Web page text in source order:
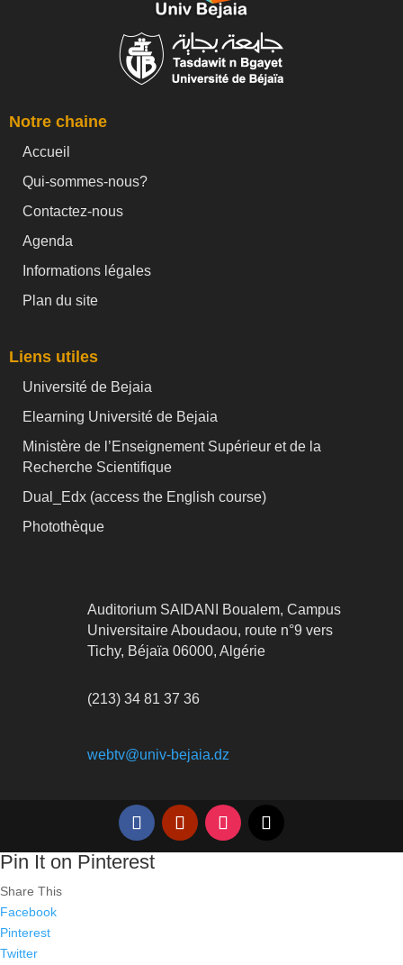
Notre chaine
Accueil
Qui-sommes-nous?
Contactez-nous
Agenda
Informations légales
Plan du site
Liens utiles
Université de Bejaia
Elearning Université de Bejaia
Ministère de l’Enseignement Supérieur et de la
Recherche Scientifique
Dual_Edx (access the English course)
Photothèque
Auditorium SAIDANI Boualem, Campus
Universitaire Aboudaou, route n°9 vers
Tichy, Béjaïa 06000, Algérie
(213) 34 81 37 36
webtv@univ-bejaia.dz
Pin It on Pinterest
Share This
Facebook
Pinterest
Twitter